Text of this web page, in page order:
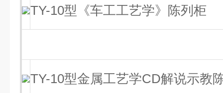
TY-10型《车工工艺学》陈列柜
TY-10型金属工艺学CD解说示教